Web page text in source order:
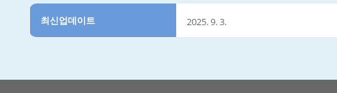
최신업데이트 2025. 9. 3.